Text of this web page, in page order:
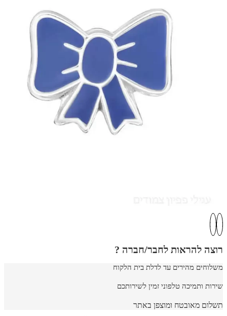
רוצה להראות לחבר/חברה ?
משלוחים מהירים עד לדלת בית הלקוח
שירות ותמיכה טלפוני זמין לשירותכם
תשלום מאובטח ומוצפן באתר